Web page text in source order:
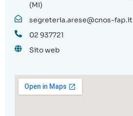
(MI)
segreteria.arese@cnos-fap.it
02 937721
Sito web